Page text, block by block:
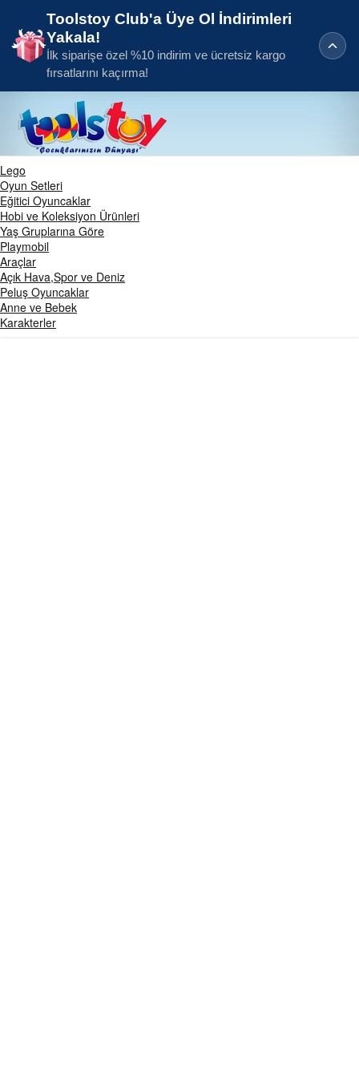
Toolstoy Club'a Üye Ol İndirimleri
Yakala!
İlk siparişe özel %10 indirim ve ücretsiz kargo
fırsatlarını kaçırma!
Lego
Oyun Setleri
Eğitici Oyuncaklar
Hobi ve Koleksiyon Ürünleri
Yaş Gruplarına Göre
Playmobil
Araçlar
Açık Hava,Spor ve Deniz
Peluş Oyuncaklar
Anne ve Bebek
Karakterler